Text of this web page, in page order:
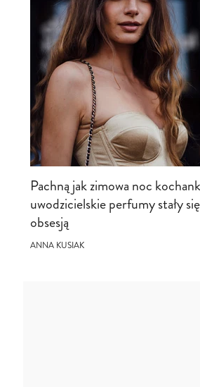
Pachną jak zimowa noc
uwodzicielskie perfumy stały
obsesją
ANNA KUSIAK